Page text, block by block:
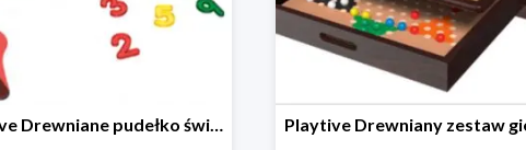
Playtive Drewniane pudełko świetlne MONTESSORI